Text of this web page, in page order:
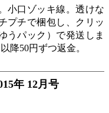
小口ゾッキ線。透けな
プチで梱包し、クリッ
うパック）で発送しま
降50円ずつ返金。
年 12月号